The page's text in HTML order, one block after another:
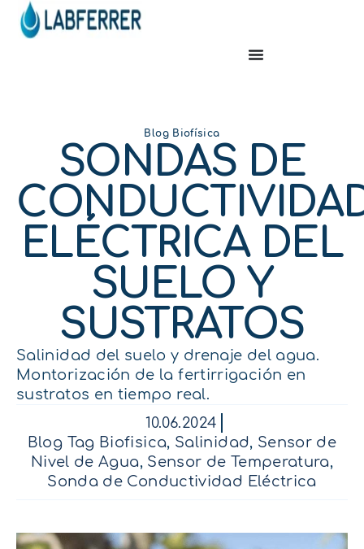
Blog Biofísica
SONDAS DE
ELÉCTRICA DEL
SUELO Y
SUSTRATOS
Salinidad del suelo y drenaje del agua.
Montorización de la fertirrigación en
sustratos en tiempo real.
10.06.2024
Blog Tag Biofisica, Salinidad, Sensor de
Nivel de Agua, Sensor de Temperatura,
Sonda de Conductividad Eléctrica